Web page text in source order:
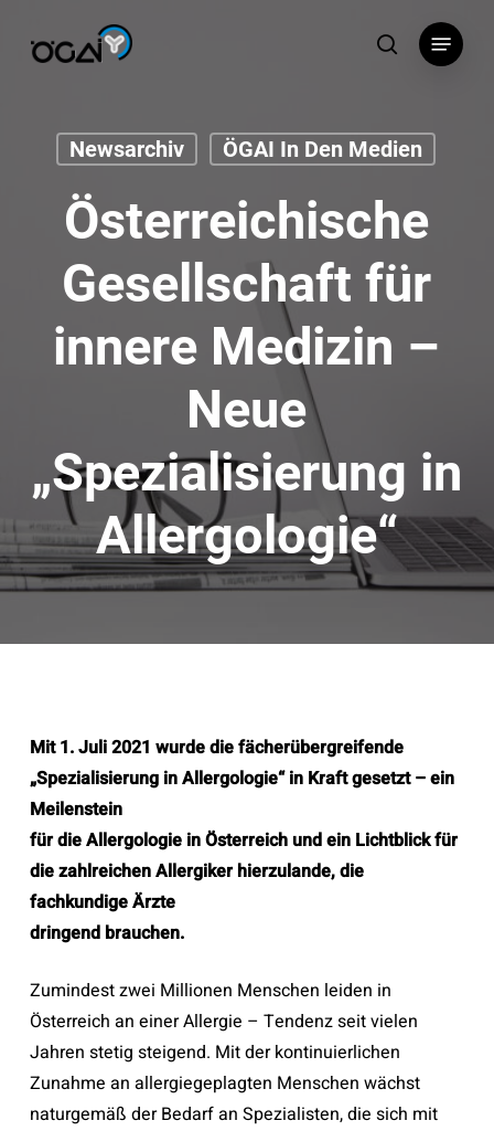
search
Menu
Newsarchiv ÖGAI In Den Medien
Österreichische
Gesellschaft für
innere Medizin –
Neue
„Spezialisierung in
Allergologie“
Mit 1. Juli 2021 wurde die fächerübergreifende
„Spezialisierung in Allergologie“ in Kraft gesetzt – ein
Meilenstein
für die Allergologie in Österreich und ein Lichtblick für
die zahlreichen Allergiker hierzulande, die
fachkundige Ärzte
dringend brauchen.
Zumindest zwei Millionen Menschen leiden in
Österreich an einer Allergie – Tendenz seit vielen
Jahren stetig steigend. Mit der kontinuierlichen
Zunahme an allergiegeplagten Menschen wächst
naturgemäß der Bedarf an Spezialisten, die sich mit